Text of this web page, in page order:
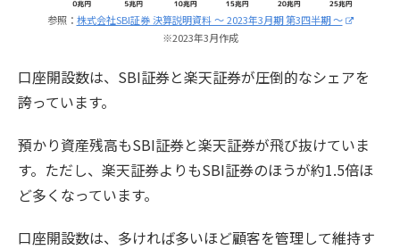
参照： 株式会社SBI証券 決算説明資料 ～ 2023年3月期 第3四半期 ～
※2023年3月作成
口座開設数は、SBI証券と楽天証券が圧倒的なシェアを
誇っています。
預かり資産残高もSBI証券と楽天証券が飛び抜けていま
す。ただし、楽天証券よりもSBI証券のほうが約1.5倍ほ
ど多くなっています。
口座開設数は、多ければ多いほど顧客を管理して維持す